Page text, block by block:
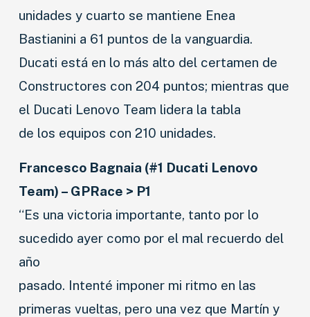
unidades y cuarto se mantiene Enea
Bastianini a 61 puntos de la vanguardia.
Ducati está en lo más alto del certamen de
Constructores con 204 puntos; mientras que
el Ducati Lenovo Team lidera la tabla
de los equipos con 210 unidades.
Francesco Bagnaia (#1 Ducati Lenovo
Team) – GPRace > P1
“Es una victoria importante, tanto por lo
sucedido ayer como por el mal recuerdo del
año
pasado. Intenté imponer mi ritmo en las
primeras vueltas, pero una vez que Martín y